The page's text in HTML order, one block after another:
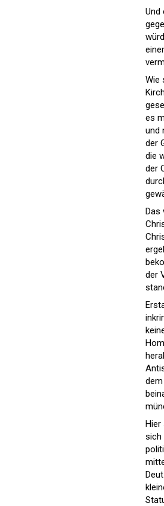
Und
Wie
es
und
der
die
der
Das
der
Hier
sich